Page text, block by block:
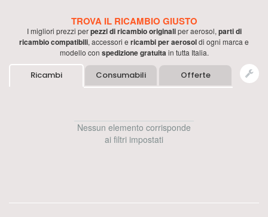
TROVA IL RICAMBIO GIUSTO
I migliori prezzi perpezzi di ricambio originaliperaerosol, parti di
ricambio compatibili, accessori e ricambi peraerosoldi ogni marca e
modello con spedizione gratuita in tutta Italia.
Ricambi Consumabili Offerte
Nessun elemento corrisponde
ai filtri impostati